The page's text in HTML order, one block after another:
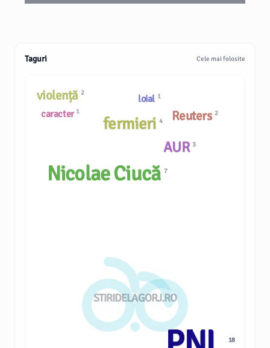
Taguri Cele mai folosite
STIRIDELAGORJ.RO
fermieri 4
caracter 1
AUR 3
Reuters 2
loial 1
18
Nicolae Ciucă7
violență 2